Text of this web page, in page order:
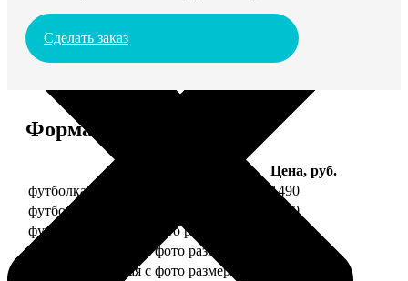
Сделать заказ
Форматы и цены
Цена, руб.
футболка детская с фото рост 118 см
1490
футболка детская с фото рост 128 см
1490
футболка детская с фото рост 134 см
футболка женская с фото размер S
футболка женская с фото размер M